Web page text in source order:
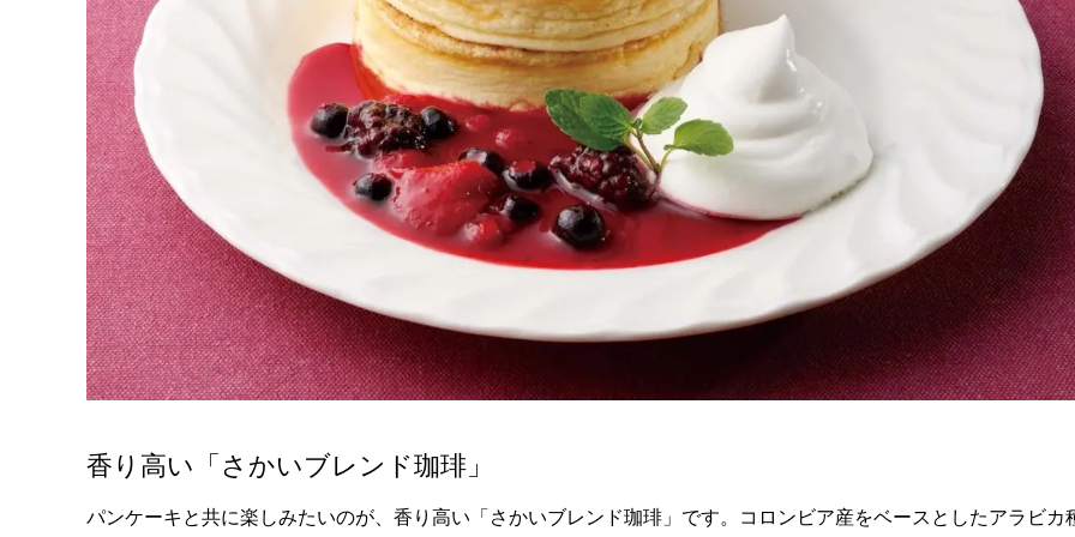
香り高い「さかいブレンド珈琲」
パンケーキと共に楽しみたいのが、香り高い「さかいブレンド珈琲」です。コロンビア産をベースとしたアラビカ